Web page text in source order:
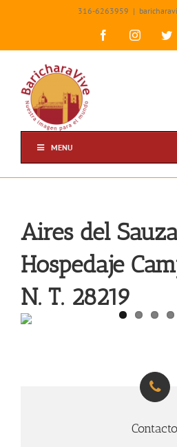
316-6263959 |
FacebookInstagram
MENU
Aires del
Hospedaje
N. T. 28219
Contacto